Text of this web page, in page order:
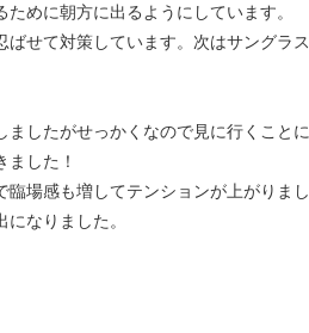
めに朝方に出るようにしています。
せて対策しています。次はサングラス
したがせっかくなので見に行くことに
した！
場感も増してテンションが上がりまし
なりました。